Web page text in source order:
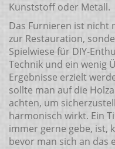
Kunststoff oder Metall.
Das Furnieren ist nicht
zur Restauration,
Spielwiese für DIY-
Technik und ein wenig
Ergebnisse erzielt
sollte man auf die
achten, um
harmonisch wirkt. Ein
immer gerne gebe, ist,
bevor man sich an das